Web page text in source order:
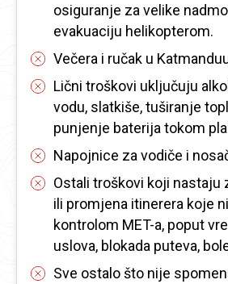
osiguranje za velike
evakuaciju helikopterom.
Večera i ručak u
Lični troškovi uključuju
vodu, slatkiše, tuširanje
punjenje baterija tokom
Napojnice za vodiče i
Ostali troškovi koji nastaju
ili promjena itinerera koje
kontrolom MET-a, poput
uslova, blokada puteva,
Sve ostalo što nije